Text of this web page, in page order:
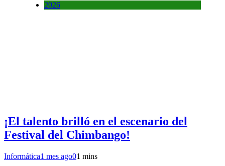
2026
¡El talento brilló en el escenario del
Festival del Chimbango!
Informática1 mes ago01 mins